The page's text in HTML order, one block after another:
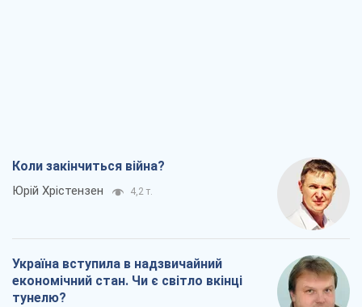
Коли закінчиться війна?
Юрій Хрістензен 4,2 т.
Україна вступила в надзвичайний
економічний стан. Чи є світло вкінці
тунелю?